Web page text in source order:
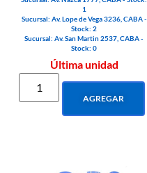
1
Sucursal: Av. Lope de Vega 3236, CABA -
Stock: 2
Sucursal: Av. San Martin 2537, CABA -
Stock: 0
Última unidad
AGREGAR